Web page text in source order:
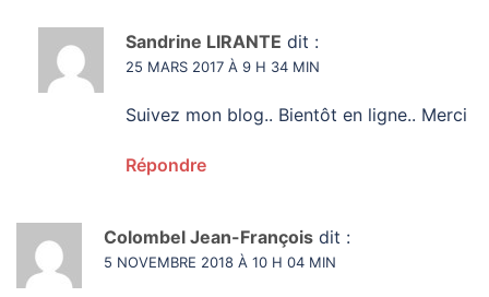
Sandrine LIRANTE dit :
25 MARS 2017 À 9 H 34 MIN
Suivez mon blog.. Bientôt en ligne.. Merci
Répondre
Colombel Jean-François dit :
5 NOVEMBRE 2018 À 10 H 04 MIN